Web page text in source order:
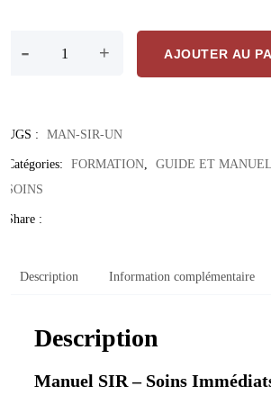
- + AJOUTER AU
UGS : MAN-SIR-UN
Catégories: FORMATION
GUIDE ET
SOINS
Share :
Description Information complémentaire
Description
Manuel SIR – Soins